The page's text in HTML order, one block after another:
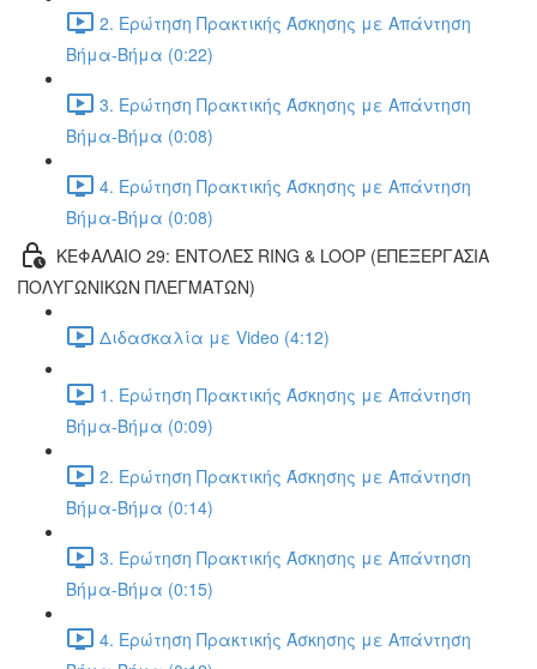
2. Ερώτηση Πρακτικής Άσκησης με Απάντηση
Βήμα-Βήμα (0:22)
3. Ερώτηση Πρακτικής Άσκησης με Απάντηση
Βήμα-Βήμα (0:08)
4. Ερώτηση Πρακτικής Άσκησης με Απάντηση
Βήμα-Βήμα (0:08)
ΚΕΦΑΛΑΙΟ 29: ΕΝΤΟΛΕΣ RING & LOOP (ΕΠΕΞΕΡΓΑΣΙΑ
ΠΟΛΥΓΩΝΙΚΩΝ ΠΛΕΓΜΑΤΩΝ)
Διδασκαλία με Video (4:12)
1. Ερώτηση Πρακτικής Άσκησης με Απάντηση
Βήμα-Βήμα (0:09)
2. Ερώτηση Πρακτικής Άσκησης με Απάντηση
Βήμα-Βήμα (0:14)
3. Ερώτηση Πρακτικής Άσκησης με Απάντηση
Βήμα-Βήμα (0:15)
4. Ερώτηση Πρακτικής Άσκησης με Απάντηση